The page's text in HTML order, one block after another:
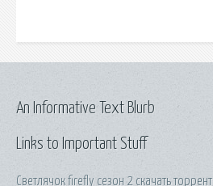
Links to Important Stuff
Светлячок firefly сезон 2 скачать торрент
An Informative Text Blurb